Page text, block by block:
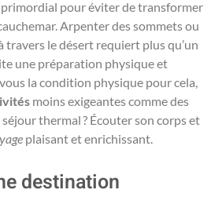
primordial pour éviter de transformer
Arpenter des sommets ou
travers le désert requiert plus qu’un
une préparation physique et
la condition physique pour cela,
moins exigeantes comme des
thermal ? Écouter son corps et
plaisant et enrichissant.
destination